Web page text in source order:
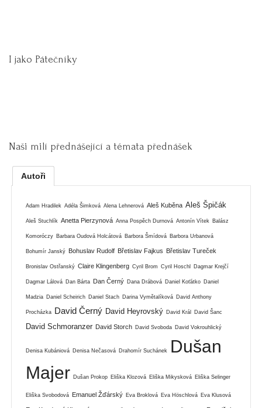
I jako Pátečníky
Naši milí přednášející a témata přednášek
Autoři
Adam Hradilek Adéla Šimková Alena Lehnerová Aleš Kuběna Aleš Špičák
Aleš Stuchlík Anetta Pierzynová Anna Pospěch Durnová Antonín Vítek Balász
Komoróczy Barbara Oudová Holcátová Barbora Šmídová Barbora Urbanová
Bohumír Janský Bohuslav Rudolf Břetislav Fajkus Břetislav Tureček
Bronislav Ostřanský Claire Klingenberg Cyril Brom Cyril Hoschl Dagmar Krejčí
Dagmar Lálová Dan Bárta Dan Černý Dana Drábová Daniel Koťátko Daniel
Madzia Daniel Scheirich Daniel Stach Darina Vymětalíková David Anthony
Procházka David Černý David Heyrovský David Král David Šanc
David Schmoranzer David Storch David Svoboda David Vokrouhlický
Denisa Kubániová Denisa Nečasová Drahomír Suchánek
Dušan
Majer Dušan Prokop Eliška Klozová Eliška Mikysková Eliška Selinger
Eliška Svobodová Emanuel Žďárský Eva Broklová Eva Höschlová Eva Klusová